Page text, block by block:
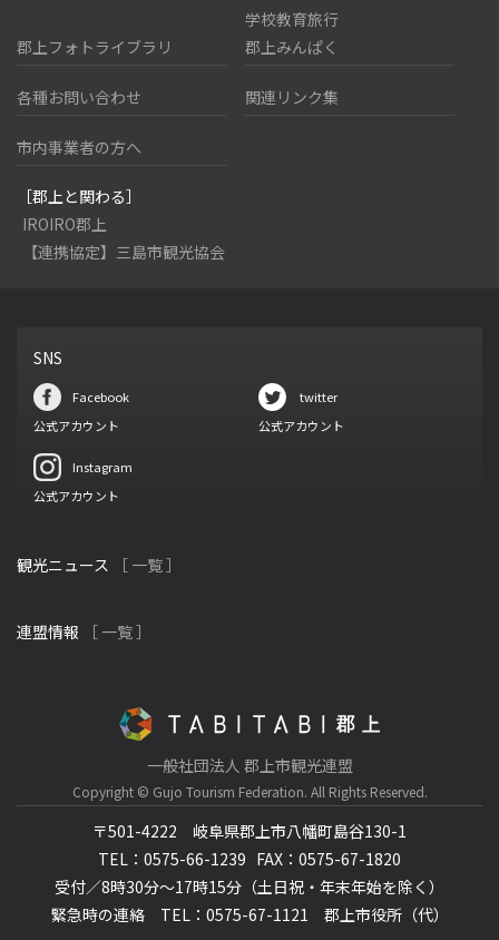
郡上フォトライブラリ
学校教育旅行
郡上みんぱく
各種お問い合わせ 関連リンク集
市内事業者の方へ
［郡上と関わる］
IROIRO郡上
【連携協定】三島市観光協会
SNS
Facebook
公式アカウント
twitter
公式アカウント
Instagram
公式アカウント
観光ニュース ［ 一覧 ］
連盟情報 ［ 一覧 ］
一般社団法人 郡上市観光連盟
Copyright © Gujo Tourism Federation. All Rights Reserved.
〒501-4222 岐阜県郡上市八幡町島谷130-1
TEL：0575-66-1239 FAX：0575-67-1820
受付／8時30分～17時15分（土日祝・年末年始を除く）
緊急時の連絡 TEL：0575-67-1121 郡上市役所（代）